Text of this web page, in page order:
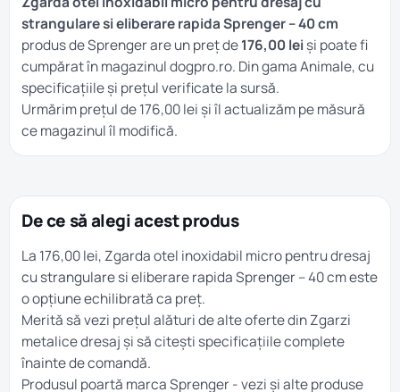
strangulare si eliberare rapida Sprenger – 40 cm
produs de Sprenger are un preț de176,00 lei și poate fi
cumpărat în magazinul dogpro.ro. Din gamaAnimale, cu
specificațiile și prețul verificate la sursă.
Urmărim prețul de 176,00 lei și îl actualizăm pe măsură
ce magazinul îl modifică.
De ce să alegi acest produs
La 176,00 lei, Zgarda otel inoxidabil micro pentru dresaj
cu strangulare si eliberare rapida Sprenger – 40 cm este
o opțiune echilibrată ca preț.
Merită să vezi prețul alături de alte oferte dinZgarzi
metalice dresaj și să citești specificațiile complete
înainte de comandă.
Produsul poartă marcaSprenger- vezi și alte produse